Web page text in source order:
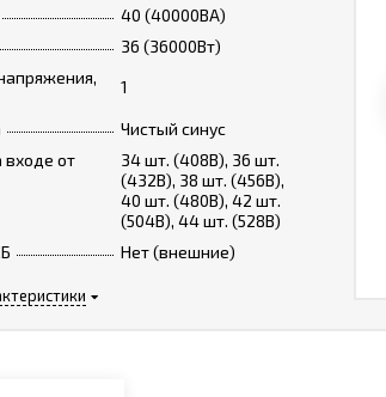
40 (40000ВА)
36 (36000Вт)
1
Чистый синус
от
34 шт. (408В), 36 шт.
(432В), 38 шт. (456В),
40 шт. (480В), 42 шт.
(504В), 44 шт. (528В)
Нет (внешние)